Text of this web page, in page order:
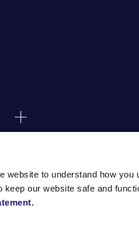
website to understand how
our website safe and